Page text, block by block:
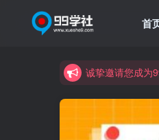
首
诚挚邀请您成为
诚挚邀请您成为
学习路上不孤独